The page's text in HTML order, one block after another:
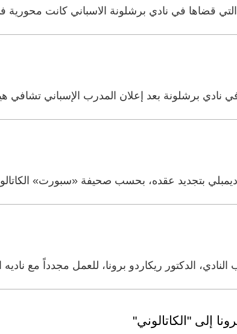
التي قضاها في نادي برشلونة الاسباني كانت محورية
برشلونة بعد إعلان المدرب الإسباني تشافي
بتجديد عقده، بحسب صحيفة «سبورت»
الدكتور ريكاردو برونا، للعمل مجدداً مع ناديه
إلى "الكاتالوني"